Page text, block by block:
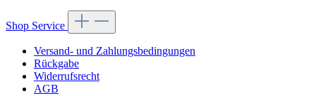
Shop Service
Versand- und Zahlungsbedingungen
Rückgabe
Widerrufsrecht
AGB